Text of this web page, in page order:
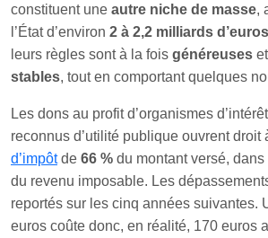
constituent une autre niche de masse,
l’État d’environ 2 à 2,2 milliards
leurs règles sont à la fois généreuses et
stables, tout en comportant quelques
Les dons au profit d’organismes
reconnus d’utilité publique ouvrent droit
d’impôtde 66 % du montant versé,
du revenu imposable. Les
reportés sur les cinq années suivantes.
euros coûte donc, en réalité, 170 euros